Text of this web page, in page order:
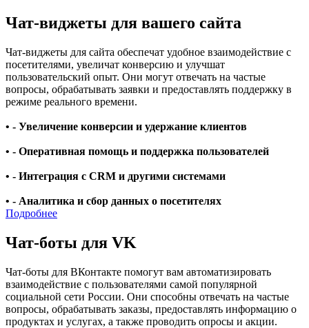
Чат-виджеты для вашего сайта
Чат-виджеты для сайта обеспечат удобное взаимодействие с
посетителями, увеличат конверсию и улучшат
пользовательский опыт. Они могут отвечать на частые
вопросы, обрабатывать заявки и предоставлять поддержку в
режиме реального времени.
• - Увеличение конверсии и удержание клиентов
• - Оперативная помощь и поддержка пользователей
• - Интеграция с CRM и другими системами
• - Аналитика и сбор данных о посетителях
Подробнее
Чат-боты для VK
Чат-боты для ВКонтакте помогут вам автоматизировать
взаимодействие с пользователями самой популярной
социальной сети России. Они способны отвечать на частые
вопросы, обрабатывать заказы, предоставлять информацию о
продуктах и услугах, а также проводить опросы и акции.